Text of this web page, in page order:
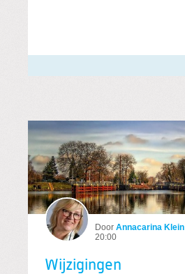
Door Annacarina Klein
20:00
Wijzigingen